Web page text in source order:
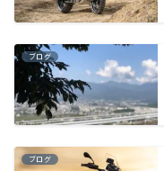
ブログ
ブログ